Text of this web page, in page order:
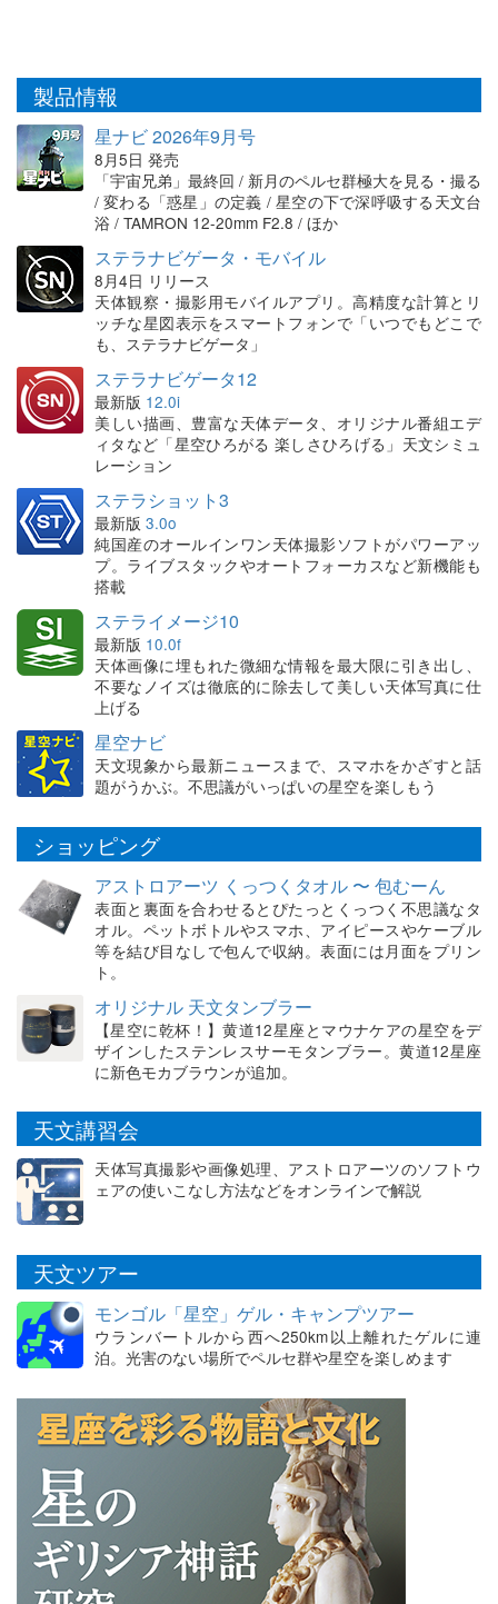
製品情報
星ナビ 2026年9月号
8月5日 発売
「宇宙兄弟」最終回 / 新月のペルセ群極大を見る・撮る
/ 変わる「惑星」の定義 / 星空の下で深呼吸する天文台
浴 / TAMRON 12-20mm F2.8 / ほか
ステラナビゲータ・モバイル
8月4日 リリース
天体観察・撮影用モバイルアプリ。高精度な計算とリ
ッチな星図表示をスマートフォンで「いつでもどこで
も、ステラナビゲータ」
ステラナビゲータ12
最新版 12.0i
美しい描画、豊富な天体データ、オリジナル番組エデ
ィタなど「星空ひろがる 楽しさひろげる」天文シミュ
レーション
ステラショット3
最新版 3.0o
純国産のオールインワン天体撮影ソフトがパワーアッ
プ。ライブスタックやオートフォーカスなど新機能も
搭載
ステライメージ10
最新版 10.0f
天体画像に埋もれた微細な情報を最大限に引き出し、
不要なノイズは徹底的に除去して美しい天体写真に仕
上げる
星空ナビ
天文現象から最新ニュースまで、スマホをかざすと話
題がうかぶ。不思議がいっぱいの星空を楽しもう
ショッピング
アストロアーツ くっつくタオル 〜 包むーん
表面と裏面を合わせるとぴたっとくっつく不思議なタ
オル。ペットボトルやスマホ、アイピースやケーブル
等を結び目なしで包んで収納。表面には月面をプリン
ト。
オリジナル 天文タンブラー
【星空に乾杯！】黄道12星座とマウナケアの星空をデ
ザインしたステンレスサーモタンブラー。黄道12星座
に新色モカブラウンが追加。
天文講習会
天体写真撮影や画像処理、アストロアーツのソフトウ
ェアの使いこなし方法などをオンラインで解説
天文ツアー
モンゴル「星空」ゲル・キャンプツアー
ウランバートルから西へ250km以上離れたゲルに連
泊。光害のない場所でペルセ群や星空を楽しめます